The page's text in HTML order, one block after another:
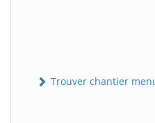
Trouver chantier